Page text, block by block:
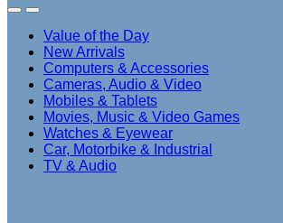
Value of the Day
New Arrivals
Computers & Accessories
Cameras, Audio & Video
Mobiles & Tablets
Movies, Music & Video Games
Watches & Eyewear
Car, Motorbike & Industrial
TV & Audio